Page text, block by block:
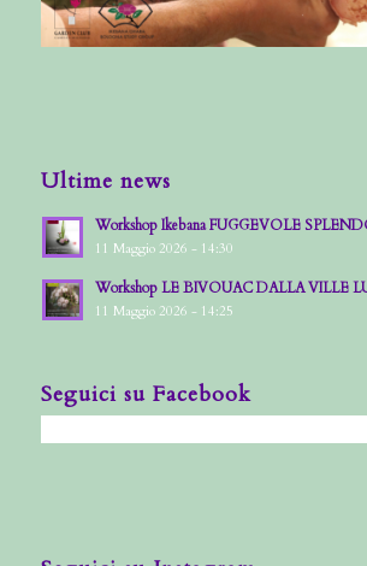
Ultime news
Workshop Ikebana FUGGEVOLE
11 Maggio 2026 - 14:30
Workshop LE BIVOUAC DALLA VILLE
11 Maggio 2026 - 14:25
Seguici su Facebook